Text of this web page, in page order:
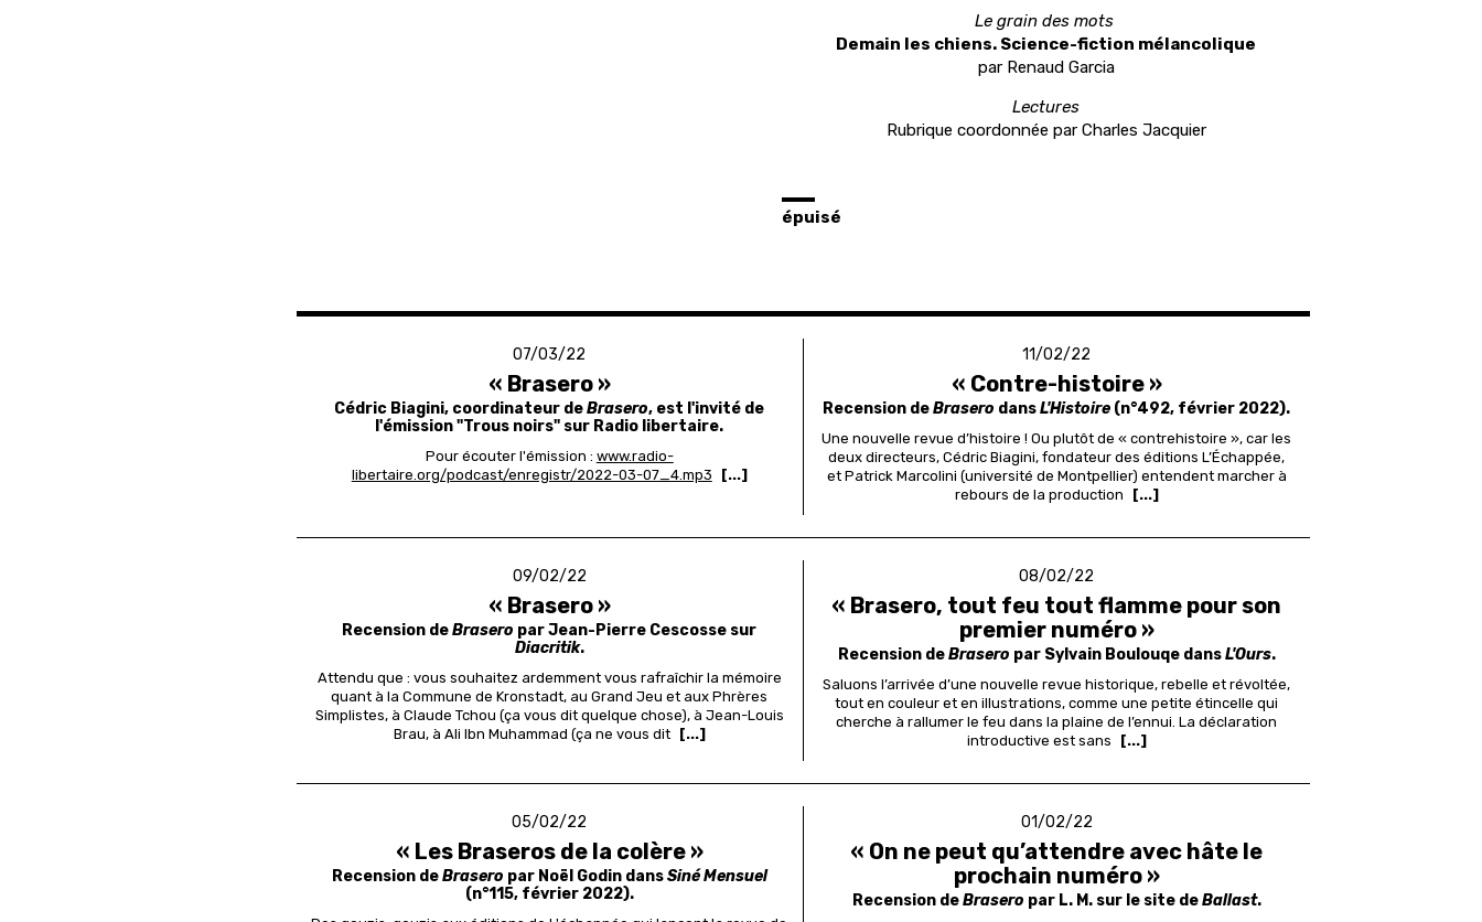
Le grain des mots
Demain les chiens. Science-fiction mélancolique
par Renaud Garcia
Lectures
Rubrique coordonnée par Charles Jacquier
épuisé
07/03/22
« Brasero »
Cédric Biagini, coordinateur deBrasero, est l'invité de
l'émission "Trous noirs" sur Radio libertaire.
Pour écouter l'émission : www.radio-
libertaire.org/podcast/enregistr/2022-03-07_4.mp3
[...]
11/02/22
« Contre-histoire »
Recension deBrasero dansL'Histoire (n°492, février 2022).
Une nouvelle revue d’histoire ! Ou plutôt de « contrehistoire », car les
deux directeurs, Cédric Biagini, fondateur des éditions L’Échappée,
et Patrick Marcolini (université de Montpellier) entendent marcher à
rebours de la production
[...]
09/02/22
« Brasero »
Recension deBrasero par Jean-Pierre Cescosse sur
Diacritik.
Attendu que : vous souhaitez ardemment vous rafraîchir la mémoire
quant à la Commune de Kronstadt, au Grand Jeu et aux Phrères
Simplistes, à Claude Tchou (ça vous dit quelque chose), à Jean-Louis
Brau, à Ali Ibn Muhammad (ça ne vous dit
[...]
08/02/22
« Brasero, tout feu tout flamme pour son
premier numéro »
Recension deBrasero par Sylvain Boulouqe dansL'Ours.
Saluons l’arrivée d’une nouvelle revue historique, rebelle et révoltée,
tout en couleur et en illustrations,comme une petite étincelle qui
cherche à rallumer le feu dans la plaine de l’ennui. La déclaration
introductive est sans
[...]
05/02/22
« Les Braseros de la colère »
Recension deBrasero par Noël Godin dansSiné Mensuel
(n°115, février 2022).
01/02/22
« On ne peut qu’attendre avec hâte le
prochain numéro »
Recension deBrasero par L. M. sur le site deBallast.